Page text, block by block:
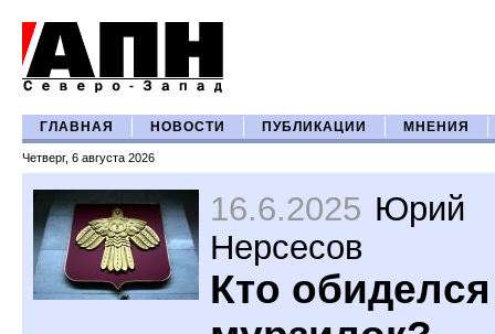
ГЛАВНАЯ НОВОСТИ ПУБЛИКАЦИИ МНЕНИЯ
Четверг, 6 августа 2026
16.6.2025 Юрий
Нерсесов
Кто